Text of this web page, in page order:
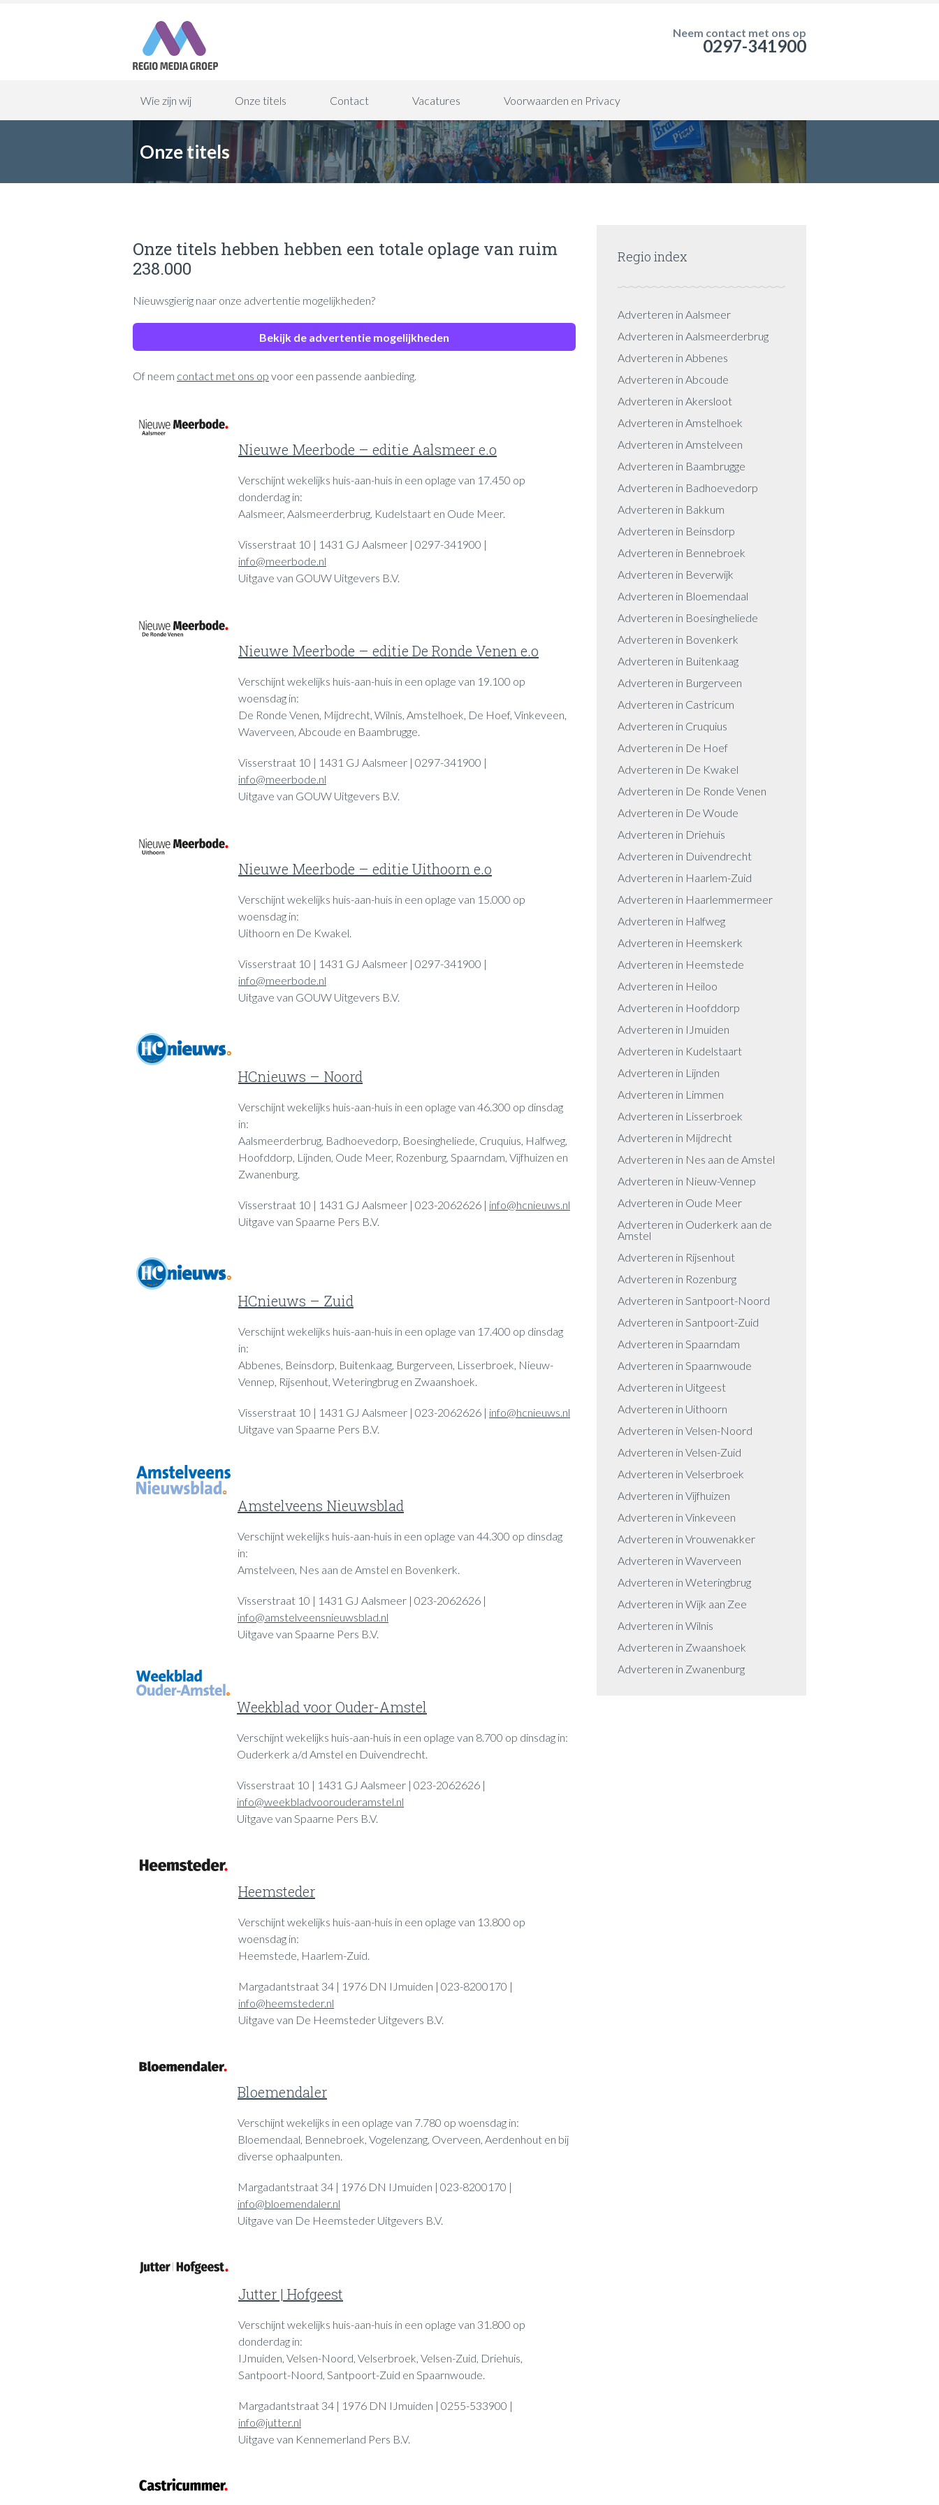
Neem contact met ons op
0297-341900
Wie zijn wij Onze titels Contact Vacatures Voorwaarden en Privacy
Onze titels
Onze titels hebben hebben een totale oplage van ruim
238.000
Nieuwsgierig naar onze advertentie mogelijkheden?
Bekijk de advertentie mogelijkheden
Of neem contact met ons op voor een passende aanbieding.
Nieuwe Meerbode – editie Aalsmeer e.o
Verschijnt wekelijks huis-aan-huis in een oplage van 17.450 op
donderdag in:
Aalsmeer, Aalsmeerderbrug, Kudelstaart en Oude Meer.
Visserstraat 10 | 1431 GJ Aalsmeer | 0297-341900 |
info@meerbode.nl
Uitgave van GOUW Uitgevers B.V.
Nieuwe Meerbode – editie De Ronde Venen e.o
Verschijnt wekelijks huis-aan-huis in een oplage van 19.100 op
woensdag in:
De Ronde Venen, Mijdrecht, Wilnis, Amstelhoek, De Hoef, Vinkeveen,
Waverveen, Abcoude en Baambrugge.
Visserstraat 10 | 1431 GJ Aalsmeer | 0297-341900 |
info@meerbode.nl
Uitgave van GOUW Uitgevers B.V.
Nieuwe Meerbode – editie Uithoorn e.o
Verschijnt wekelijks huis-aan-huis in een oplage van 15.000 op
woensdag in:
Uithoorn en De Kwakel.
Visserstraat 10 | 1431 GJ Aalsmeer | 0297-341900 |
info@meerbode.nl
Uitgave van GOUW Uitgevers B.V.
HCnieuws – Noord
Verschijnt wekelijks huis-aan-huis in een oplage van 46.300 op dinsdag
in:
Aalsmeerderbrug, Badhoevedorp, Boesingheliede, Cruquius, Halfweg,
Hoofddorp, Lijnden, Oude Meer, Rozenburg, Spaarndam, Vijfhuizen en
Zwanenburg.
Visserstraat 10 | 1431 GJ Aalsmeer | 023-2062626 | info@hcnieuws.nl
Uitgave van Spaarne Pers B.V.
HCnieuws – Zuid
Verschijnt wekelijks huis-aan-huis in een oplage van 17.400 op dinsdag
in:
Abbenes, Beinsdorp, Buitenkaag, Burgerveen, Lisserbroek, Nieuw-
Vennep, Rijsenhout, Weteringbrug en Zwaanshoek.
Visserstraat 10 | 1431 GJ Aalsmeer | 023-2062626 | info@hcnieuws.nl
Uitgave van Spaarne Pers B.V.
Amstelveens Nieuwsblad
Verschijnt wekelijks huis-aan-huis in een oplage van 44.300 op dinsdag
in:
Amstelveen, Nes aan de Amstel en Bovenkerk.
Visserstraat 10 | 1431 GJ Aalsmeer | 023-2062626 |
info@amstelveensnieuwsblad.nl
Uitgave van Spaarne Pers B.V.
Weekblad voor Ouder-Amstel
Verschijnt wekelijks huis-aan-huis in een oplage van 8.700 op dinsdag in:
Ouderkerk a/d Amstel en Duivendrecht.
Visserstraat 10 | 1431 GJ Aalsmeer | 023-2062626 |
info@weekbladvoorouderamstel.nl
Uitgave van Spaarne Pers B.V.
Heemsteder
Verschijnt wekelijks huis-aan-huis in een oplage van 13.800 op
woensdag in:
Heemstede, Haarlem-Zuid.
Margadantstraat 34 | 1976 DN IJmuiden | 023-8200170 |
info@heemsteder.nl
Uitgave van De Heemsteder Uitgevers B.V.
Bloemendaler
Verschijnt wekelijks in een oplage van 7.780 op woensdag in:
Bloemendaal, Bennebroek, Vogelenzang, Overveen, Aerdenhout en bij
diverse ophaalpunten.
Margadantstraat 34 | 1976 DN IJmuiden | 023-8200170 |
info@bloemendaler.nl
Uitgave van De Heemsteder Uitgevers B.V.
Jutter | Hofgeest
Verschijnt wekelijks huis-aan-huis in een oplage van 31.800 op
donderdag in:
IJmuiden, Velsen-Noord, Velserbroek, Velsen-Zuid, Driehuis,
Santpoort-Noord, Santpoort-Zuid en Spaarnwoude.
Margadantstraat 34 | 1976 DN IJmuiden | 0255-533900 |
info@jutter.nl
Uitgave van Kennemerland Pers B.V.
Regio index
Adverteren in Aalsmeer
Adverteren in Aalsmeerderbrug
Adverteren in Abbenes
Adverteren in Abcoude
Adverteren in Akersloot
Adverteren in Amstelhoek
Adverteren in Amstelveen
Adverteren in Baambrugge
Adverteren in Badhoevedorp
Adverteren in Bakkum
Adverteren in Beinsdorp
Adverteren in Bennebroek
Adverteren in Beverwijk
Adverteren in Bloemendaal
Adverteren in Boesingheliede
Adverteren in Bovenkerk
Adverteren in Buitenkaag
Adverteren in Burgerveen
Adverteren in Castricum
Adverteren in Cruquius
Adverteren in De Hoef
Adverteren in De Kwakel
Adverteren in De Ronde Venen
Adverteren in De Woude
Adverteren in Driehuis
Adverteren in Duivendrecht
Adverteren in Haarlem-Zuid
Adverteren in Haarlemmermeer
Adverteren in Halfweg
Adverteren in Heemskerk
Adverteren in Heemstede
Adverteren in Heiloo
Adverteren in Hoofddorp
Adverteren in IJmuiden
Adverteren in Kudelstaart
Adverteren in Lijnden
Adverteren in Limmen
Adverteren in Lisserbroek
Adverteren in Mijdrecht
Adverteren in Nes aan de Amstel
Adverteren in Nieuw-Vennep
Adverteren in Oude Meer
Adverteren in Ouderkerk aan de
Amstel
Adverteren in Rijsenhout
Adverteren in Rozenburg
Adverteren in Santpoort-Noord
Adverteren in Santpoort-Zuid
Adverteren in Spaarndam
Adverteren in Spaarnwoude
Adverteren in Uitgeest
Adverteren in Uithoorn
Adverteren in Velsen-Noord
Adverteren in Velsen-Zuid
Adverteren in Velserbroek
Adverteren in Vijfhuizen
Adverteren in Vinkeveen
Adverteren in Vrouwenakker
Adverteren in Waverveen
Adverteren in Weteringbrug
Adverteren in Wijk aan Zee
Adverteren in Wilnis
Adverteren in Zwaanshoek
Adverteren in Zwanenburg